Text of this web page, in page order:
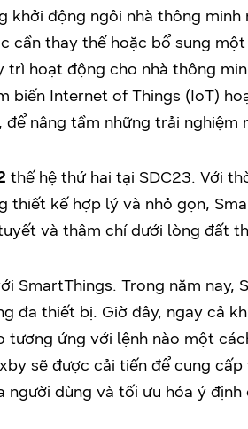
khởi động ngôi nhà thông
cần thay thế hoặc bổ sung
trì hoạt động cho nhà thông
biến Internet of Things (IoT)
nâng tầm những trải nghiệm
thế hệ thứ hai tại SDC23. Với
thiết kế hợp lý và nhỏ gọn,
và thậm chí dưới lòng đất
SmartThings. Trong năm nay,
đa thiết bị. Giờ đây, ngay cả
tương ứng với lệnh nào một
sẽ được cải tiến để cung
dùng và tối ưu hóa ý định